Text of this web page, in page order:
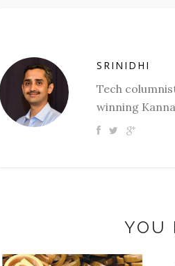
SRINIDHI
Tech
winning
YOU